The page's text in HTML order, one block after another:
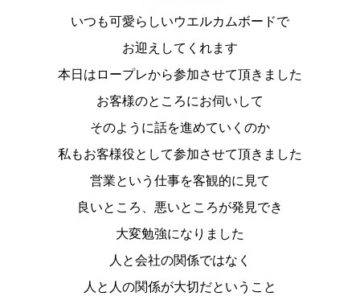
いつも可愛らしいウエルカムボードで
お迎えしてくれます
本日はロープレから参加させて頂きました
お客様のところにお伺いして
そのように話を進めていくのか
私もお客様役として参加させて頂きました
営業という仕事を客観的に見て
良いところ、悪いところが発見でき
大変勉強になりました
人と会社の関係ではなく
人と人の関係が大切だということ